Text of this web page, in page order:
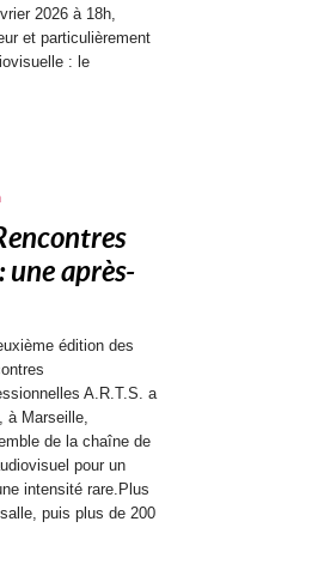
2026 à 18h,
et particulièrement
: le
une après-
édition des
A.R.T.S. a
à Marseille,
de la chaîne de
pour un
intensité rare.Plus
puis plus de 200